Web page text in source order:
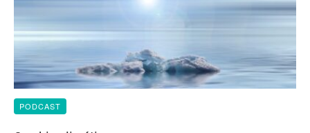
PODCAST